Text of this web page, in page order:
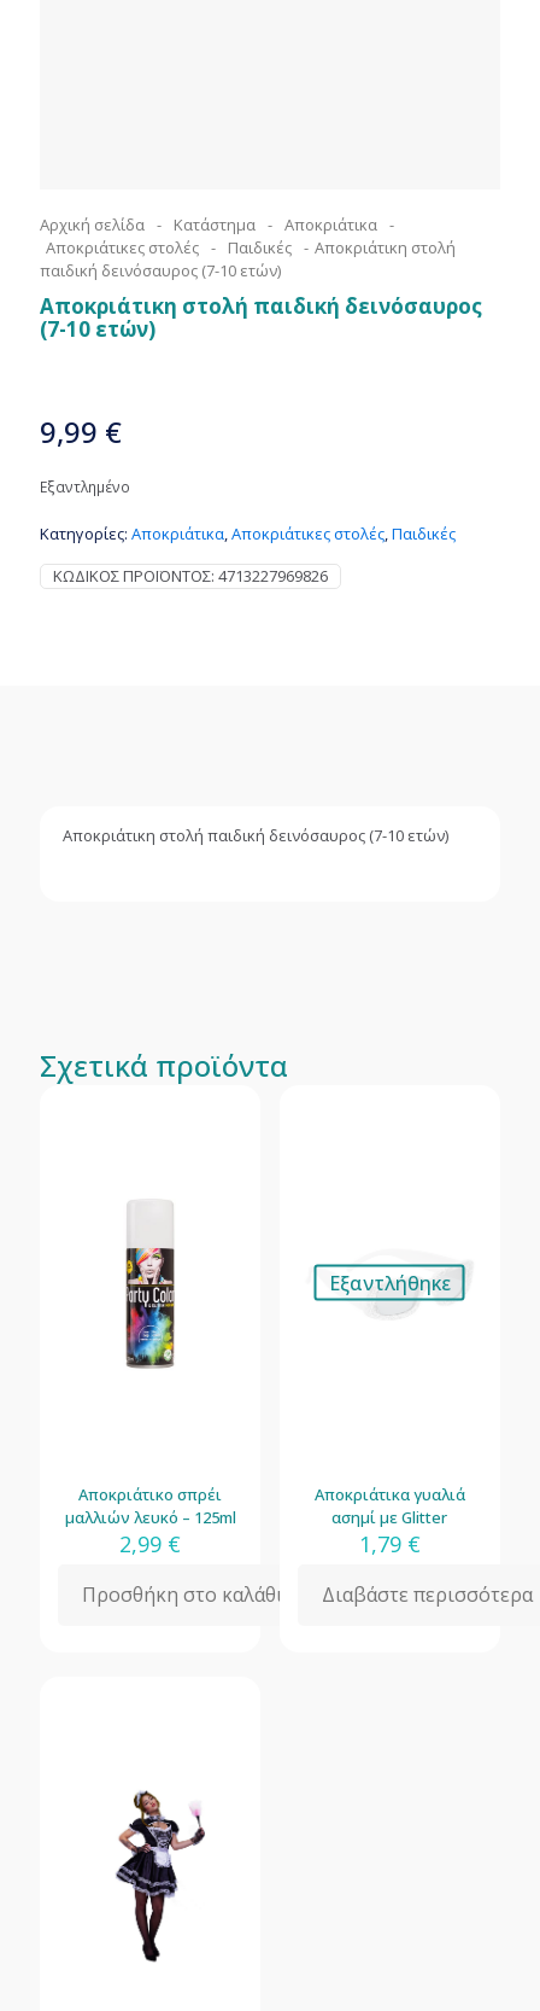
Αρχική σελίδα - Κατάστημα - Αποκριάτικα -
Αποκριάτικες στολές - Παιδικές - Αποκριάτικη στολή
παιδική δεινόσαυρος (7-10 ετών)
Αποκριάτικη στολή παιδική δεινόσαυρος
(7-10 ετών)
9,99 €
Εξαντλημένο
Κατηγορίες: Αποκριάτικα,Αποκριάτικες στολές,Παιδικές
ΚΩΔΙΚΌΣ ΠΡΟΪΌΝΤΟΣ: 4713227969826
Αποκριάτικη στολή παιδική δεινόσαυρος (7-10 ετών)
Σχετικά προϊόντα
Αποκριάτικο σπρέι
μαλλιών λευκό – 125ml
2,99 €
Προσθήκη στο καλάθι
Εξαντλήθηκε
Αποκριάτικα γυαλιά
ασημί με Glitter
1,79 €
Διαβάστε περισσότερα